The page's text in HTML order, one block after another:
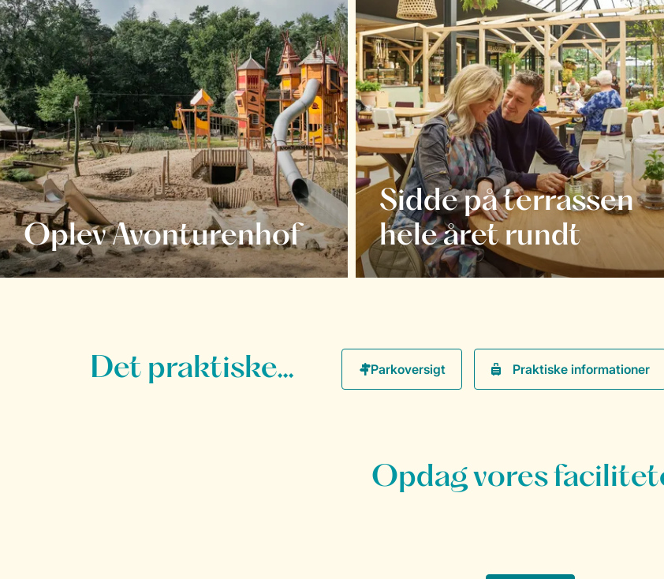
Oplev Avonturenhof
Sidde på terrassen
hele året rundt
Det praktiske... Praktiske informationer